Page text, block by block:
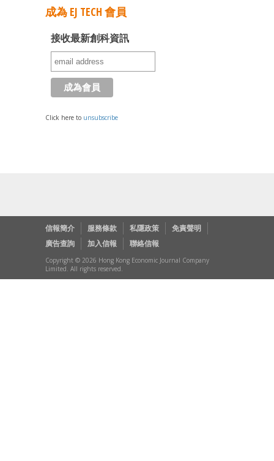
成為 EJ TECH 會員
接收最新創科資訊
Click here to unsubscribe
信報簡介 服務條款 私隱政策
免責聲明
廣告查詢
加入信報 聯絡信報
Copyright © 2026 Hong Kong Economic Journal Company
Limited. All rights reserved.